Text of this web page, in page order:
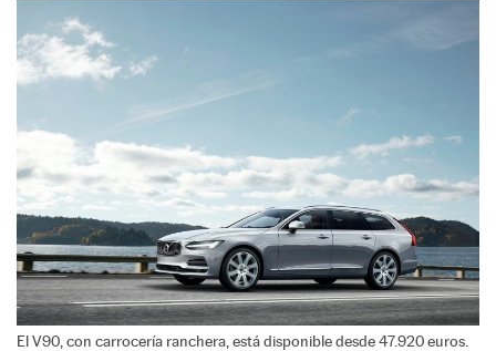
El V90, con carrocería ranchera, está disponible desde 47.920 euros.